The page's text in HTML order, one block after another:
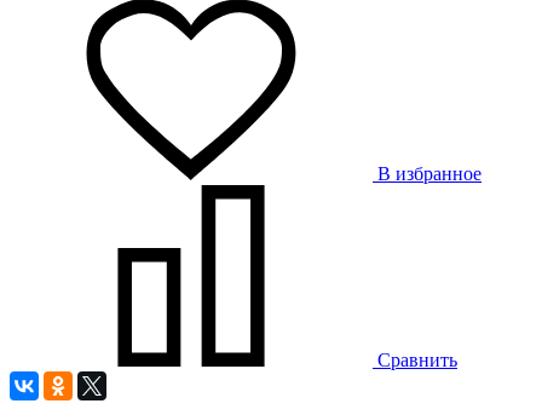
В избранное
Сравнить